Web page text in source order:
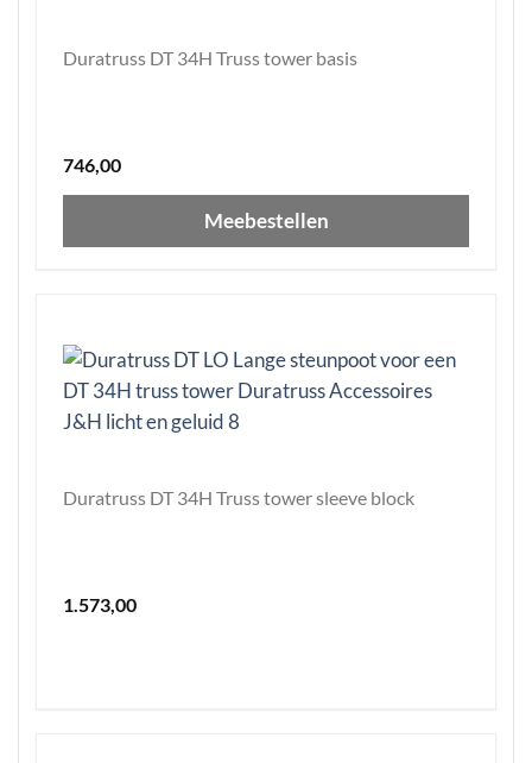
Duratruss DT 34H Truss tower basis
746,00
Meebestellen
Duratruss DT 34H Truss tower sleeve block
1.573,00